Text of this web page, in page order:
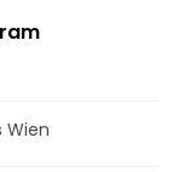
Wien